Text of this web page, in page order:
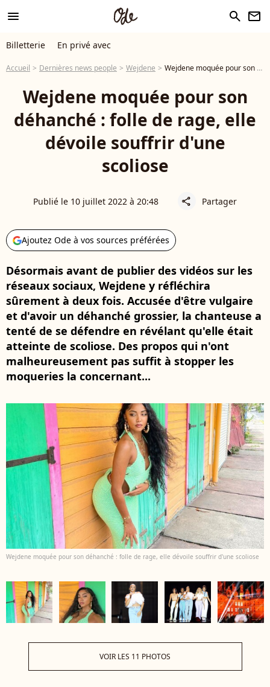
menu search newsletter
Billetterie En privé avec
Accueil Dernières news people Wejdene Wejdene moquée pour son déhanché : folle de rage, elle dévoile souffrir d'une scoliose
Wejdene moquée pour son
déhanché : folle de rage, elle
dévoile souffrir d'une
scoliose
Publié le 10 juillet 2022 à 20:48 share Partager
Ajoutez Ode à vos sources préférées
Désormais avant de publier des vidéos sur les
réseaux sociaux, Wejdene y réfléchira
sûrement à deux fois. Accusée d'être vulgaire
et d'avoir un déhanché grossier, la chanteuse a
tenté de se défendre en révélant qu'elle était
atteinte de scoliose. Des propos qui n'ont
malheureusement pas suffit à stopper les
moqueries la concernant...
Wejdene moquée pour son déhanché : folle de rage, elle dévoile souffrir d'une scoliose
VOIR LES 11 PHOTOS